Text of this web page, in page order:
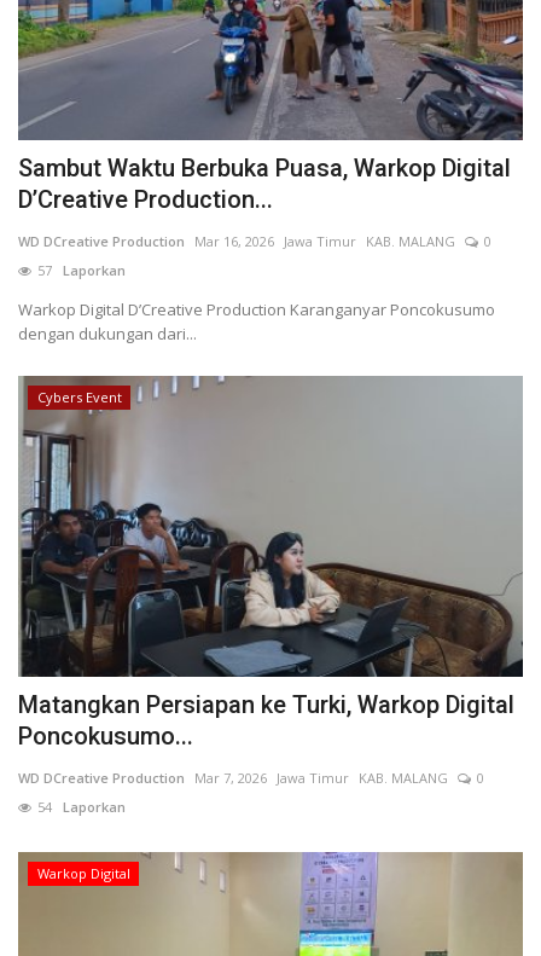
Sambut Waktu Berbuka Puasa, Warkop Digital
D’Creative Production...
WD DCreative Production Mar 16, 2026 Jawa Timur KAB. MALANG
0
57 Laporkan
Warkop Digital D’Creative Production Karanganyar Poncokusumo
dengan dukungan dari...
Cybers Event
Matangkan Persiapan ke Turki, Warkop Digital
Poncokusumo...
WD DCreative Production Mar 7, 2026 Jawa Timur KAB. MALANG
0
54 Laporkan
Warkop Digital